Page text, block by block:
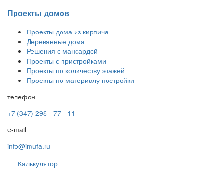
Проекты домов
Проекты дома из кирпича
Деревянные дома
Решения с мансардой
Проекты с пристройками
Проекты по количеству этажей
Проекты по материалу постройки
телефон
+7 (347) 298 - 77 - 11
e-mail
info@imufa.ru
Калькулятор